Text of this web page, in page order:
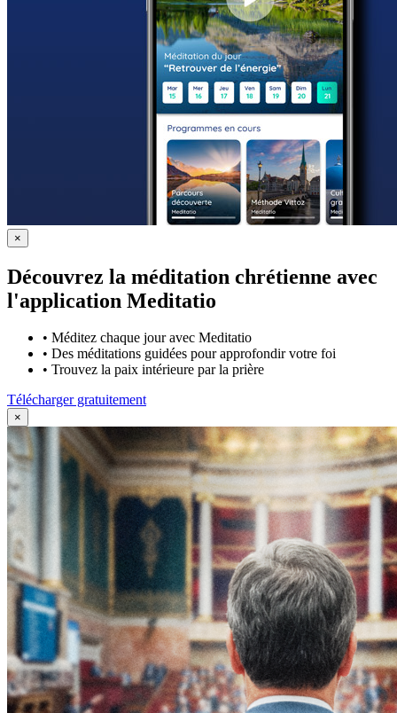
×
Découvrez la méditation chrétienne avec
l'application Meditatio
• Méditez chaque jour avec Meditatio
• Des méditations guidées pour approfondir votre foi
• Trouvez la paix intérieure par la prière
Télécharger gratuitement
×